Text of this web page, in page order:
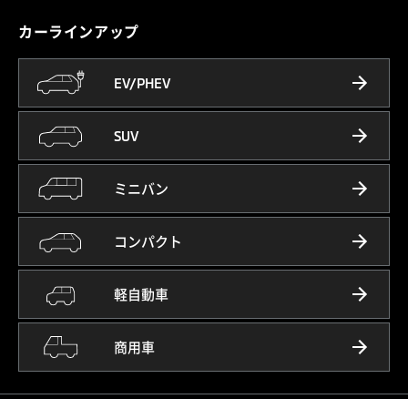
カーラインアップ
EV/PHEV
SUV
ミニバン
コンパクト
軽自動車
商用車